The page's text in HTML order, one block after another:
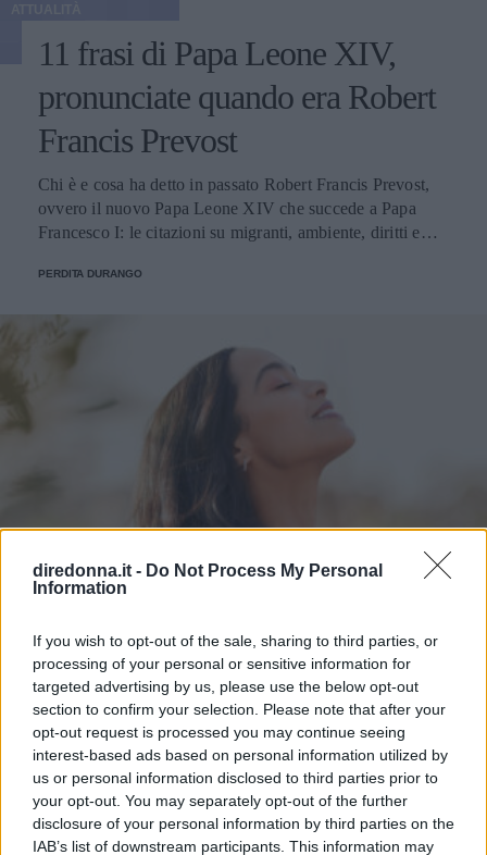
diredonna.it - Do Not Process My Personal
Information
If you wish to opt-out of the sale, sharing to third parties, or
processing of your personal or sensitive information for
targeted advertising by us, please use the below opt-out
section to confirm your selection. Please note that after your
opt-out request is processed you may continue seeing
interest-based ads based on personal information utilized by
us or personal information disclosed to third parties prior to
your opt-out. You may separately opt-out of the further
disclosure of your personal information by third parties on the
IAB’s list of downstream participants. This information may
11 frasi di Papa Leone XIV,
pronunciate quando era Robert
Francis Prevost
Chi è e cosa ha detto in passato Robert Francis Prevost,
ovvero il nuovo Papa Leone XIV che succede a Papa
Francesco I: le citazioni su migranti, ambiente, diritti e
PERDITA DURANGO
ATTUALITÀ